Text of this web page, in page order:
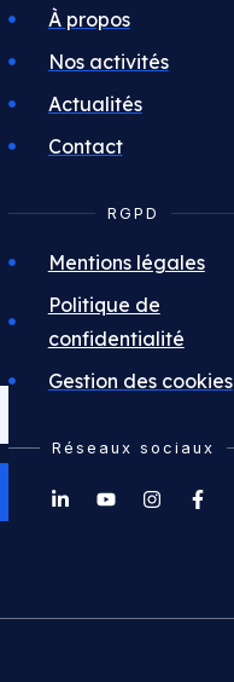
À propos
Nos activités
Actualités
Contact
RGPD
Mentions légales
Politique de
confidentialité
Gestion des cookies
Réseaux sociaux